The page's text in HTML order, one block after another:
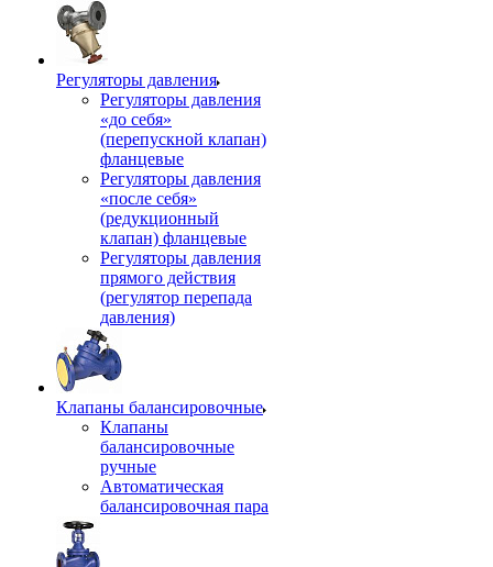
Регуляторы давления
Регуляторы давления
«до себя»
(перепускной клапан)
фланцевые
Регуляторы давления
«после себя»
(редукционный
клапан) фланцевые
Регуляторы давления
прямого действия
(регулятор перепада
давления)
Клапаны балансировочные
Клапаны
балансировочные
ручные
Автоматическая
балансировочная пара